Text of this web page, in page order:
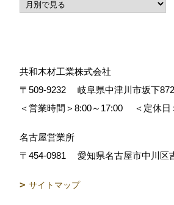
共和木材工業株式会社
〒509-9232
岐阜県中津川市坂下
＜営業時間＞8:00～17:00
＜定休
名古屋営業所
〒454-0981
愛知県名古屋市中川区
サイトマップ